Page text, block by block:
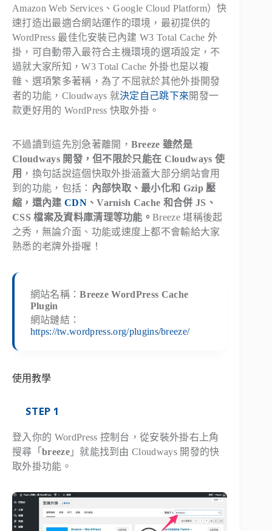
Amazon Web Services、Google Cloud Platform）快
速打造出最適合網站運作的環境，最初提供的
WordPress 最佳化安裝已內建 W3 Total Cache 外
掛，可自動帶入最符合主機環境的選項設定，不
過就大家所知，W3 Total Cache 外掛也是以複
雜、選項繁多著稱，為了不屈就於其他外掛開發
者的功能，Cloudways 就決定自己跳下來開發一
款更好用的 WordPress 快取外掛。
不過讀到這先別急著離開， Breeze 雖然是
Cloudways 開發，但不限於只能在 Cloudways 使
用 ，換句話說這個快取外掛涵蓋大部分網站會用
到的功能，包括： 內部快取、最小化和 Gzip 壓
縮，還內建 CDN、Varnish Cache 和合併 JS、
CSS 檔案及資料庫清理等功能。Breeze 堪稱後起
之秀，無論介面、功能或速度上都不會輸給大家
熟悉的老牌外掛喔！
網站名稱：Breeze WordPress Cache
Plugin
網站鏈結：
https://tw.wordpress.org/plugins/breeze/
使用教學
STEP 1
登入你的 WordPress 控制台，從安裝外掛右上角
搜尋「 breeze」就能找到由 Cloudways 開發的快
取外掛功能。